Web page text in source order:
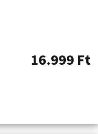
16.999 Ft